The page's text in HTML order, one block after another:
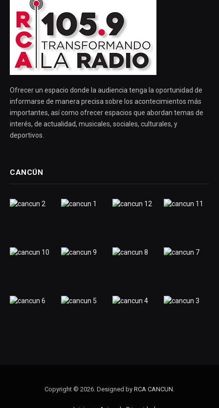
Ofrecer un espacio donde la audiencia tenga la oportunidad de
informarse de manera precisa sobre los acontecimientos más
importantes, así como ofrecer espacios que abordan temas de
interés, de actualidad, musicales, sociales, culturales, y
deportivos.
CANCÚN
Copyright © 2026. Designed by RCA CANCUN